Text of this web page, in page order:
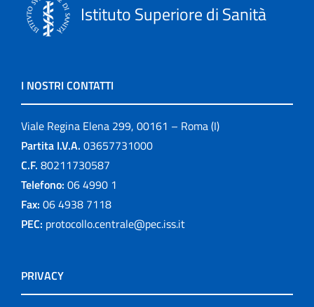
Istituto Superiore di Sanità
I NOSTRI CONTATTI
Viale Regina Elena 299, 00161 – Roma (I)
Partita I.V.A. 03657731000
C.F. 80211730587
Telefono: 06 4990 1
Fax: 06 4938 7118
PEC: protocollo.centrale@pec.iss.it
PRIVACY